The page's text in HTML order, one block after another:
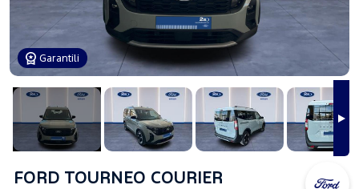
Garantili
FORD TOURNEO COURIER